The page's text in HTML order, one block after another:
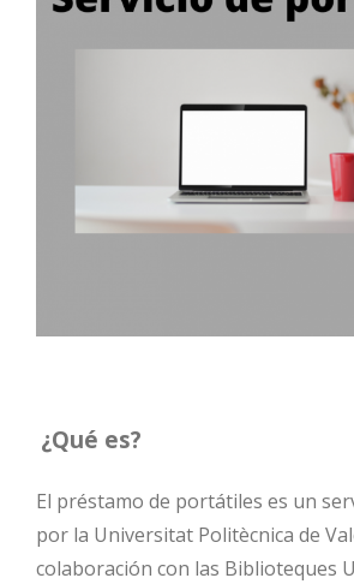
¿Qué es?
El préstamo de portátiles es un
por la Universitat Politècnica de
colaboración con las Biblioteques